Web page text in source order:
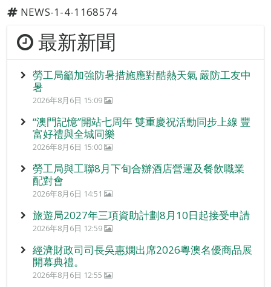
NEWS-1-4-1168574
最新新聞
勞工局籲加強防暑措施應對酷熱天氣 嚴防工友中
暑
2026年8月6日 15:09
“澳門記憶”開站七周年 雙重慶祝活動同步上線 豐
富好禮與全城同樂
2026年8月6日 15:00
勞工局與工聯8月下旬合辦酒店營運及餐飲職業
配對會
2026年8月6日 14:51
旅遊局2027年三項資助計劃8月10日起接受申請
2026年8月6日 12:59
經濟財政司司長吳惠嫻出席2026粵澳名優商品展
開幕典禮。
2026年8月6日 12:55